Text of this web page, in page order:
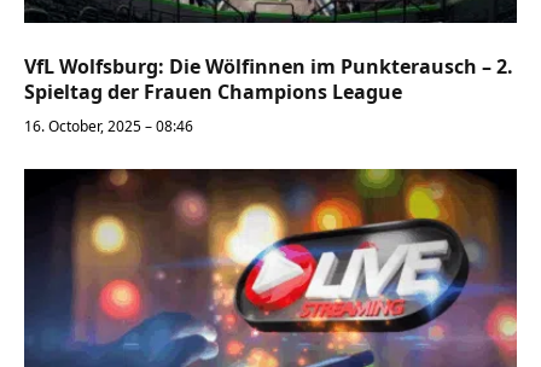
VfL Wolfsburg: Die Wölfinnen im Punkterausch – 2.
Spieltag der Frauen Champions League
16. October, 2025 – 08:46